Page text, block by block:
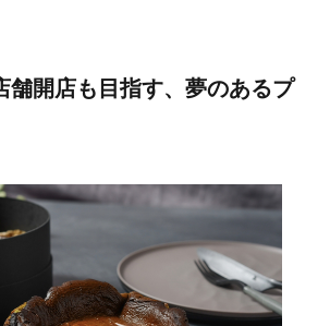
舗開店も目指す、夢のあるプ